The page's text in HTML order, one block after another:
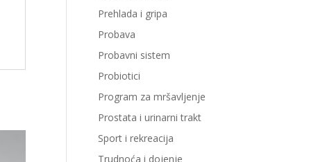
Prehlada i gripa
Probava
Probavni sistem
Probiotici
Program za mršavljenje
Prostata i urinarni trakt
Sport i rekreacija
Trudnoća i dojenje